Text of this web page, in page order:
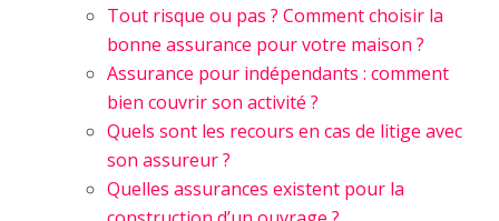
Tout risque ou pas ? Comment choisir la
bonne assurance pour votre maison ?
Assurance pour indépendants : comment
bien couvrir son activité ?
Quels sont les recours en cas de litige avec
son assureur ?
Quelles assurances existent pour la